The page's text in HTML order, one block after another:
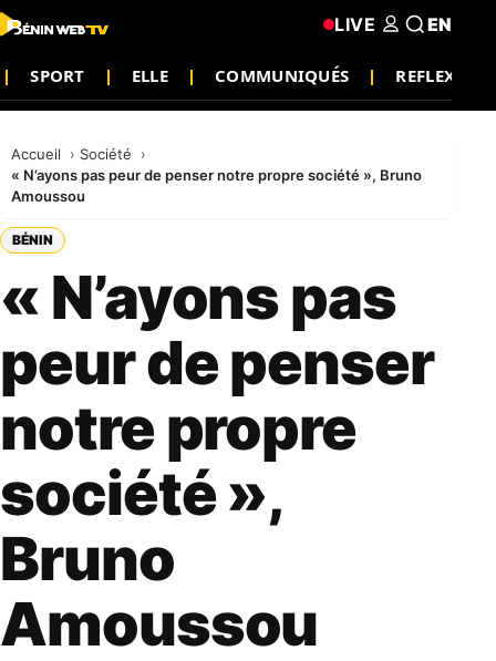
SPORT ELLE COMMUNIQUÉS REFLEXION
LIVE EN
Accueil
Société
« N’ayons pas peur de penser notre propre société », Bruno
Amoussou
BÉNIN
« N’ayons pas
peur de penser
notre propre
société »,
Bruno
Amoussou